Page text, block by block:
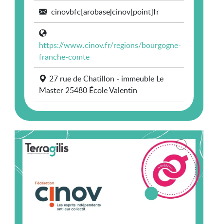
cinovbfc[arobase]cinov[point]fr
https://www.cinov.fr/regions/bourgogne-
franche-comte
27 rue de Chatillon - immeuble Le
Master 25480 École Valentin